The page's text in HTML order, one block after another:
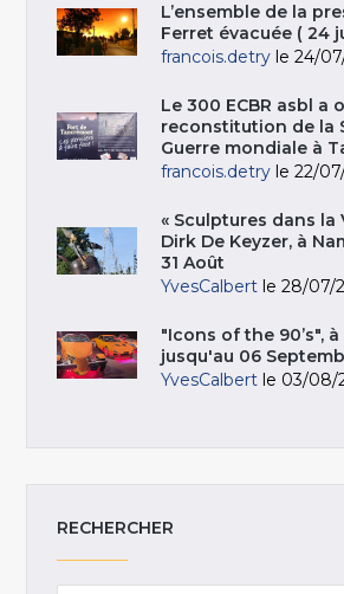
L’ensemble de la
Ferret évacuée ( 24
francois.detry le 24/
Le 300 ECBR asbl a
reconstitution de la
Guerre mondiale à
francois.detry le 22/
« Sculptures dans la
Dirk De Keyzer, à
31 Août
YvesCalbert le 28/07/
"Icons of the 90’s",
jusqu'au 06
YvesCalbert le 03/08/
RECHERCHER